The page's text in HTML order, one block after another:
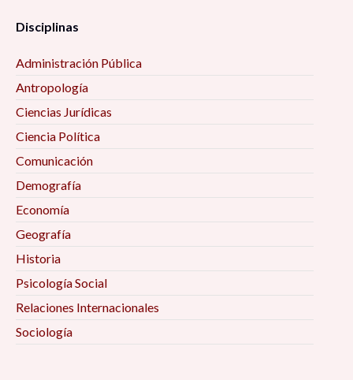
Disciplinas
Administración Pública
Antropología
Ciencias Jurídicas
Ciencia Política
Comunicación
Demografía
Economía
Geografía
Historia
Psicología Social
Relaciones Internacionales
Sociología